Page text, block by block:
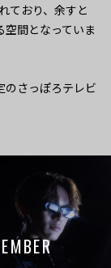
ており、余すと
空間となっていま
のさっぽろテレビ